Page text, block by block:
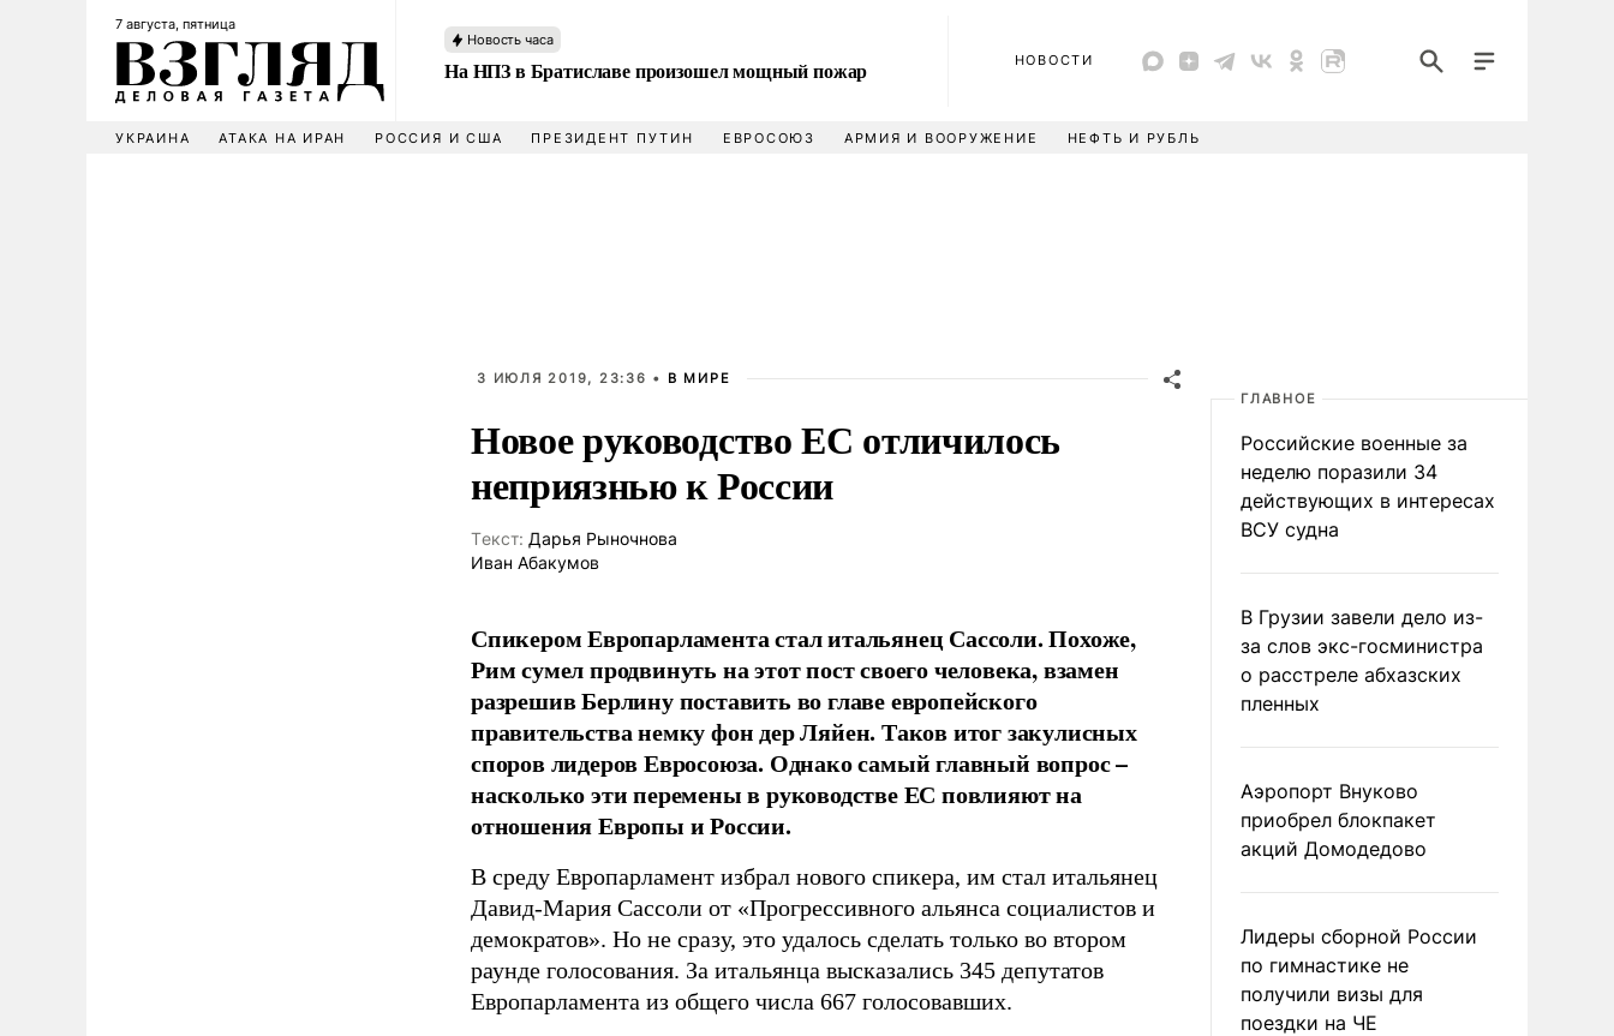
7 августа, пятница
Новость часа
На НПЗ в Братиславе произошел мощный пожар НОВОСТИ
УКРАИНА АТАКА НА ИРАН РОССИЯ И США ПРЕЗИДЕНТ ПУТИН ЕВРОСОЮЗ АРМИЯ И ВООРУЖЕНИЕ НЕФТЬ И РУБЛЬ
3 ИЮЛЯ 2019, 23:36 • В МИРЕ
Новое руководство ЕС отличилось
неприязнью к России
Tекст: Дарья Рыночнова
Иван Абакумов
Спикером Европарламента стал итальянец Сассоли. Похоже,
Рим сумел продвинуть на этот пост своего человека, взамен
разрешив Берлину поставить во главе европейского
правительства немку фон дер Ляйен. Таков итог закулисных
споров лидеров Евросоюза. Однако самый главный вопрос –
насколько эти перемены в руководстве ЕС повлияют на
отношения Европы и России.
В среду Европарламент избрал нового спикера, им стал итальянец
Давид-Мария Сассоли от «Прогрессивного альянса социалистов и
демократов». Но не сразу, это удалось сделать только во втором
раунде голосования. За итальянца высказались 345 депутатов
Европарламента из общего числа 667 голосовавших.
ГЛАВНОЕ
Российские военные за
неделю поразили 34
действующих в интересах
ВСУ судна
В Грузии завели дело из-
за слов экс-госминистра
о расстреле абхазских
пленных
Аэропорт Внуково
приобрел блокпакет
акций Домодедово
Лидеры сборной России
по гимнастике не
получили визы для
поездки на ЧЕ